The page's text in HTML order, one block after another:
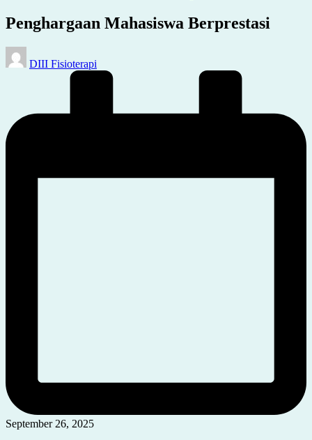
Penghargaan Mahasiswa Berprestasi
Posted
by
DIII Fisioterapi
September 26, 2025